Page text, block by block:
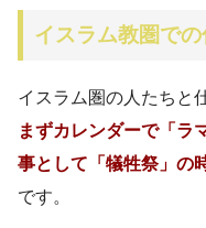
イスラム教圏で
イスラム圏の人たちと
まずカレンダーで「ラ
事として「犠牲祭」の
です。